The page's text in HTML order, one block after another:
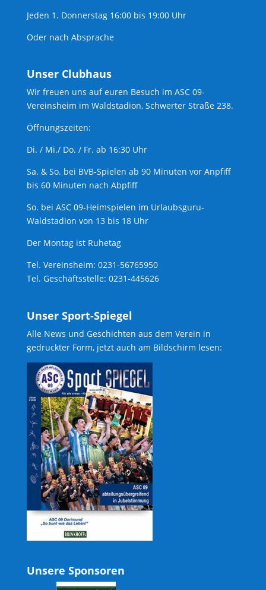
Jeden 1. Donnerstag 16:00 bis 19:00 Uhr
Oder nach Absprache
Unser Clubhaus
Wir freuen uns auf euren Besuch im ASC 09-
Vereinsheim im Waldstadion, Schwerter Straße 238.
Öffnungszeiten:
Di. / Mi./ Do. / Fr. ab 16:30 Uhr
Sa. & So. bei BVB-Spielen ab 90 Minuten vor Anpfiff
bis 60 Minuten nach Abpfiff
So. bei ASC 09-Heimspielen im Urlaubsguru-
Waldstadion von 13 bis 18 Uhr
Der Montag ist Ruhetag
Tel. Vereinsheim: 0231-56765950
Tel. Geschäftsstelle: 0231-445626
Unser Sport-Spiegel
Alle News und Geschichten aus dem Verein in
gedruckter Form, jetzt auch am Bildschirm lesen:
Unsere Sponsoren